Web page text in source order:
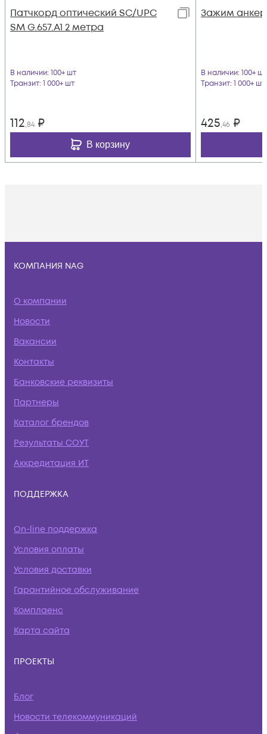
Патчкорд оптический SC/UPC
SM G.657.A1 2 метра
В наличии: 100+ шт
Транзит: 1 000+ шт
112,84 ₽
В корзину
Зажим
В наличии: 100+ шт
Транзит: 1 000+ шт
425,46 ₽
КОМПАНИЯ NAG
О компании
Новости
Вакансии
Контакты
Банковские реквизиты
Партнеры
Каталог брендов
Результаты СОУТ
Аккредитация ИТ
ПОДДЕРЖКА
On-line поддержка
Условия оплаты
Условия доставки
Гарантийное обслуживание
Комплаенс
Карта сайта
ПРОЕКТЫ
Блог
Новости телекоммуникаций